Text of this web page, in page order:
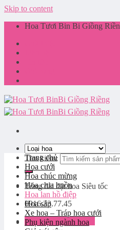
Skip to content
Hoa Tươi Bin Bi Giồng
Tìm kiếm:
Tổng đài đặt hoa Siêu tốc
0916.33.77.45
Đăng nhập / Đăng ký
Trang chủ
Hoa cưới
Hoa chúc mừng
Hoa chia buồn
Hoa lan hồ điệp
Hoa sáp
Xe hoa – Tráp hoa cưới
Phụ kiện ngành hoa